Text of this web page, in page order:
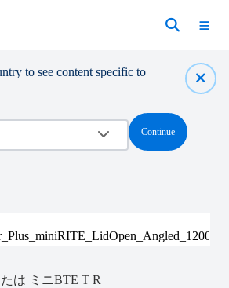
to see content specific to
Continue
は ミニBTE T R